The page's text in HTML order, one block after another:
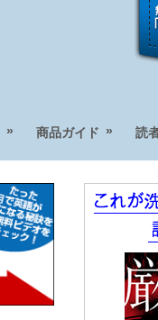
» 商品ガイド » 読